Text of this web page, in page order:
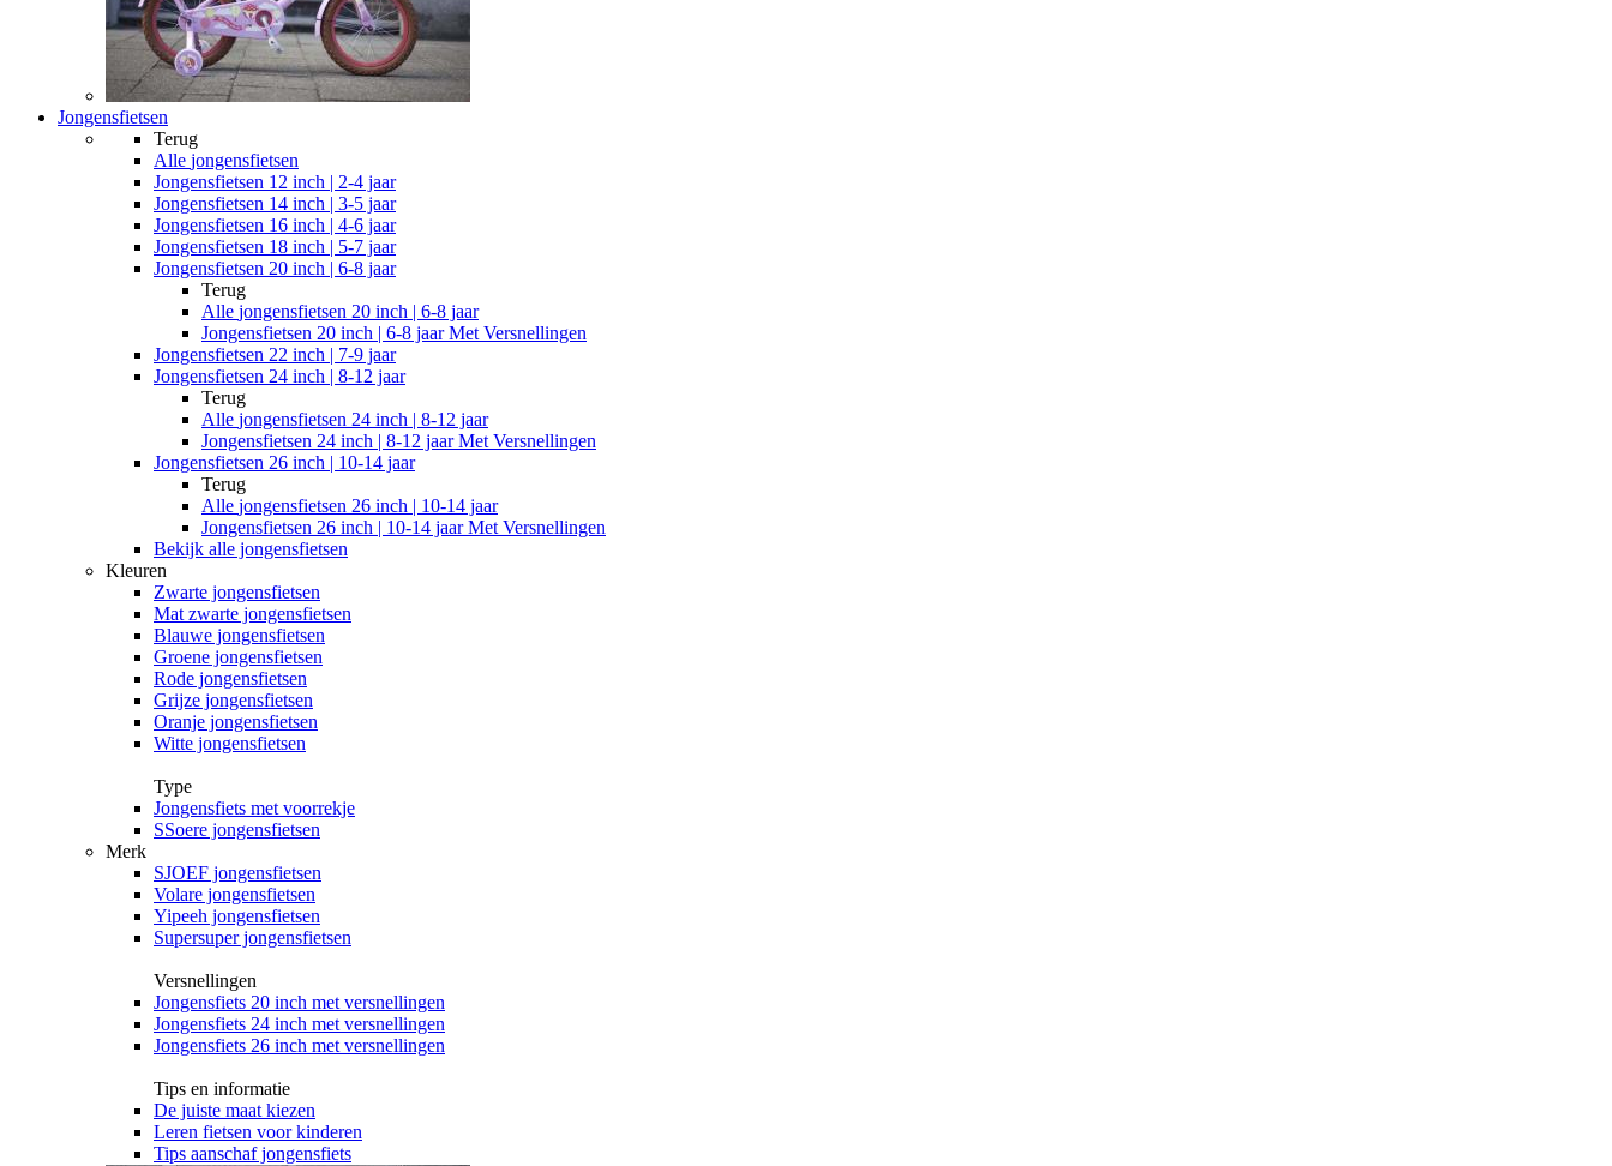
Jongensfietsen
Terug
Alle jongensfietsen
Jongensfietsen 12 inch | 2-4 jaar
Jongensfietsen 14 inch | 3-5 jaar
Jongensfietsen 16 inch | 4-6 jaar
Jongensfietsen 18 inch | 5-7 jaar
Jongensfietsen 20 inch | 6-8 jaar
Terug
Alle jongensfietsen 20 inch | 6-8 jaar
Jongensfietsen 20 inch | 6-8 jaar Met Versnellingen
Jongensfietsen 22 inch | 7-9 jaar
Jongensfietsen 24 inch | 8-12 jaar
Terug
Alle jongensfietsen 24 inch | 8-12 jaar
Jongensfietsen 24 inch | 8-12 jaar Met Versnellingen
Jongensfietsen 26 inch | 10-14 jaar
Terug
Alle jongensfietsen 26 inch | 10-14 jaar
Jongensfietsen 26 inch | 10-14 jaar Met Versnellingen
Bekijk alle jongensfietsen
Kleuren
Zwarte jongensfietsen
Mat zwarte jongensfietsen
Blauwe jongensfietsen
Groene jongensfietsen
Rode jongensfietsen
Grijze jongensfietsen
Oranje jongensfietsen
Witte jongensfietsen
Type
Jongensfiets met voorrekje
SSoere jongensfietsen
Merk
SJOEF jongensfietsen
Volare jongensfietsen
Yipeeh jongensfietsen
Supersuper jongensfietsen
Versnellingen
Jongensfiets 20 inch met versnellingen
Jongensfiets 24 inch met versnellingen
Jongensfiets 26 inch met versnellingen
Tips en informatie
De juiste maat kiezen
Leren fietsen voor kinderen
Tips aanschaf jongensfiets